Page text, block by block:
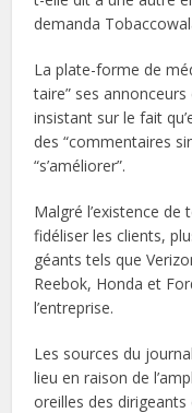
demanda
La plate-forme de
taire” ses
insistant sur le fait
des “commentaires
“s’améliorer”.
Malgré l’existence
fidéliser les clients,
géants tels que
Reebok, Honda et
l’entreprise.
Les sources du
lieu en raison de
oreilles des dirigeants